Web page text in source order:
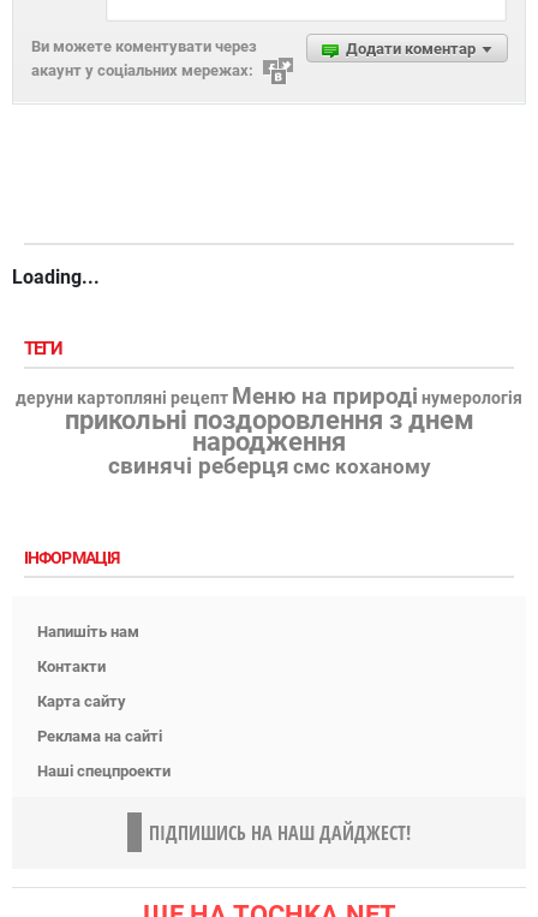
Додати коментар
Ви можете коментувати через
акаунт у соціальних мережах:
Loading...
ТЕГИ
деруни картопляні рецепт Меню на природі нумерологія
прикольні поздоровлення з днем
народження
свинячі реберця смс коханому
ІНФОРМАЦІЯ
Напишіть нам
Контакти
Карта сайту
Реклама на сайті
Наші спецпроекти
ПІДПИШИСЬ НА НАШ ДАЙДЖЕСТ!